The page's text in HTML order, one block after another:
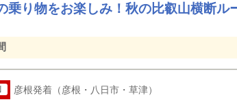
乗り物をお楽しみ！秋の比叡山横断ル
彦根発着（彦根・八日市・草津）